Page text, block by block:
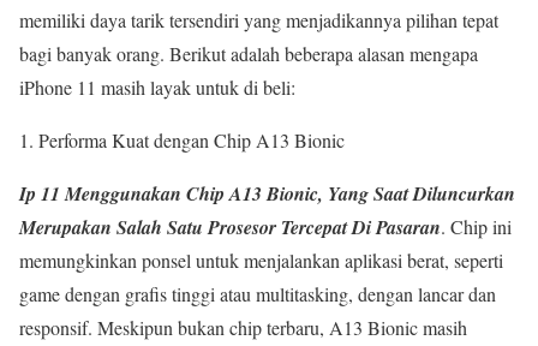
memiliki daya tarik tersendiri yang menjadikannya pilihan tepat
bagi banyak orang. Berikut adalah beberapa alasan mengapa
iPhone 11 masih layak untuk di beli:
Performa Kuat dengan Chip A13 Bionic
Ip 11 Menggunakan Chip A13 Bionic, Yang Saat Diluncurkan
Merupakan Salah Satu Prosesor Tercepat Di Pasaran. Chip ini
memungkinkan ponsel untuk menjalankan aplikasi berat, seperti
game dengan grafis tinggi atau multitasking, dengan lancar dan
responsif. Meskipun bukan chip terbaru, A13 Bionic masih